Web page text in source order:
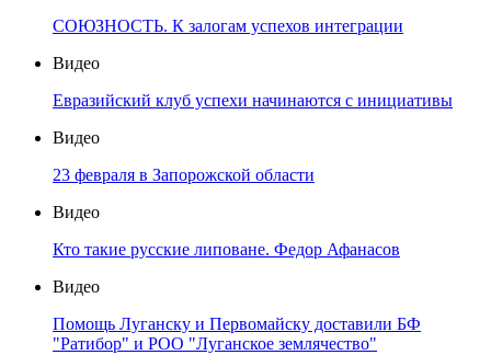
СОЮЗНОСТЬ. К залогам успехов интеграции
Видео
Евразийский клуб успехи начинаются с инициативы
Видео
23 февраля в Запорожской области
Видео
Кто такие русские липоване. Федор Афанасов
Видео
Помощь Луганску и Первомайску доставили БФ
"Ратибор" и РОО "Луганское землячество"